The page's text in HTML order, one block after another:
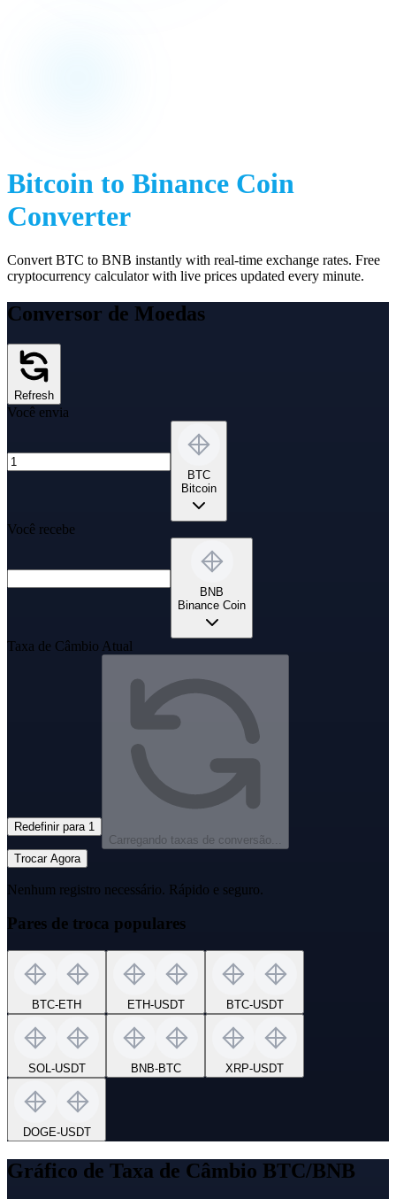
Bitcoin to Binance Coin
Converter
Convert BTC to BNB instantly with real-time exchange rates. Free
cryptocurrency calculator with live prices updated every minute.
Conversor de Moedas
Refresh
Você envia
BTC
Bitcoin
Você recebe
BNB
Binance Coin
Taxa de Câmbio Atual
Redefinir para 1
Carregando taxas de conversão...
Trocar Agora
Nenhum registro necessário. Rápido e seguro.
Pares de troca populares
BTC-ETH ETH-USDT BTC-USDT
SOL-USDT BNB-BTC XRP-USDT
DOGE-USDT
Gráfico de Taxa de Câmbio BTC/BNB